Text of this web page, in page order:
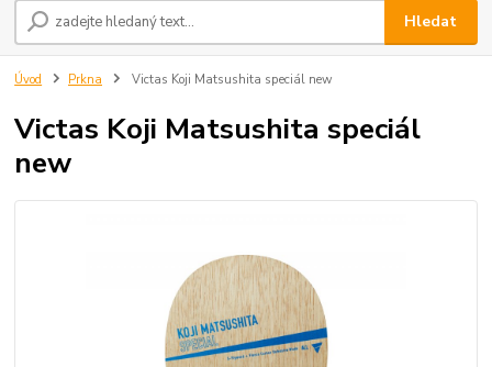
Hledat
Úvod Prkna Victas Koji Matsushita speciál new
Victas Koji Matsushita speciál
new